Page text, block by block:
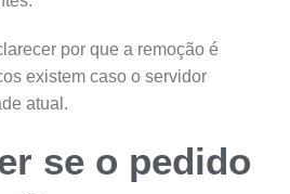
por que a remoção é
existem caso o servidor
atual.
se o pedido